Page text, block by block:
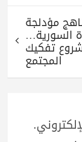
مؤدلجة
السورية…
تفكيك
المجتمع